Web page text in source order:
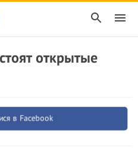
открытые
в Facebook